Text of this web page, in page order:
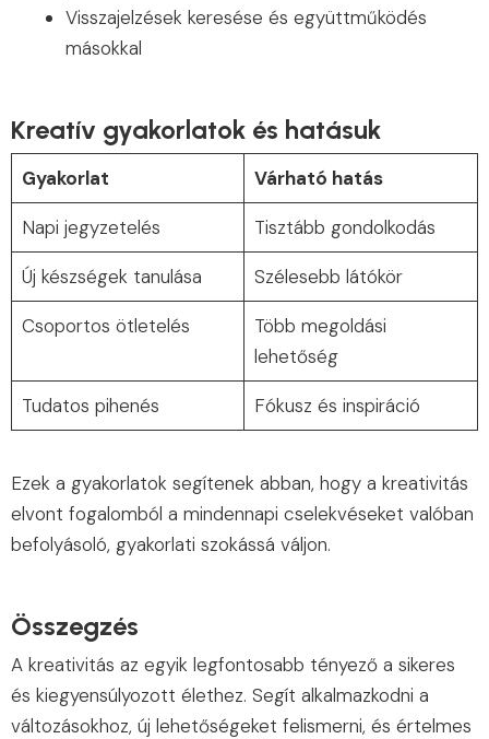
Visszajelzések keresése és együttműködés
másokkal
Kreatív gyakorlatok és hatásuk
Gyakorlat Várható hatás
Napi jegyzetelés Tisztább gondolkodás
Új készségek tanulása Szélesebb látókör
Csoportos ötletelés
Több megoldási
lehetőség
Tudatos pihenés Fókusz és inspiráció
Ezek a gyakorlatok segítenek abban, hogy a kreativitás
elvont fogalomból a mindennapi cselekvéseket valóban
befolyásoló, gyakorlati szokássá váljon.
Összegzés
A kreativitás az egyik legfontosabb tényező a sikeres
és kiegyensúlyozott élethez. Segít alkalmazkodni a
változásokhoz, új lehetőségeket felismerni, és értelmes